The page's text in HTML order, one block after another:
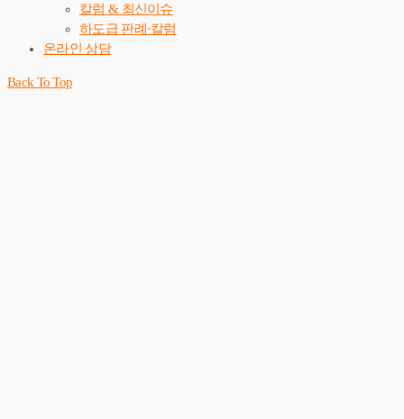
칼럼 & 최신이슈
하도급 판례·칼럼
온라인 상담
Back To Top